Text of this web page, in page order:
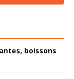
boissons